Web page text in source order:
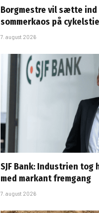
Borgmestre vil sætte
sommerkaos på
7. august 2026
SJF Bank: Industrien tog
med markant fremgang
7. august 2026